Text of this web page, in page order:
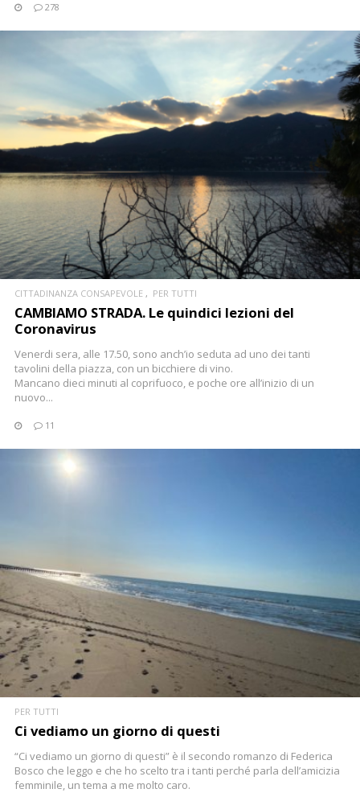
278
CONTINUA
CITTADINANZA CONSAPEVOLE PER TUTTI
CAMBIAMO STRADA. Le quindici lezioni del
Coronavirus
Venerdi sera, alle 17.50, sono anch’io seduta ad uno dei tanti
tavolini della piazza, con un bicchiere di vino.
Mancano dieci minuti al coprifuoco, e poche ore all’inizio di un
nuovo...
11
CONTINUA
PER TUTTI
Ci vediamo un giorno di questi
“Ci vediamo un giorno di questi” è il secondo romanzo di Federica
Bosco che leggo e che ho scelto tra i tanti perché parla dell’amicizia
femminile, un tema a me molto caro.